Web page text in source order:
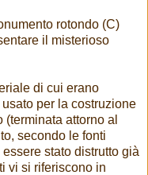
rotondo (C)
il misterioso
di cui erano
per la costruzione
attorno al
secondo le fonti
stato distrutto già
vi si riferiscono in